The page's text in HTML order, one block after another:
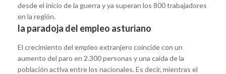
desde el inicio de la guerra y ya superan los 800 trabajadores
en la región.
la paradoja del empleo asturiano
El crecimiento del empleo extranjero coincide con un
aumento del paro en 2.300 personas y una caída de la
población activa entre los nacionales. Es decir, mientras el